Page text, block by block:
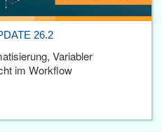
26.2
Variabler
im Workflow